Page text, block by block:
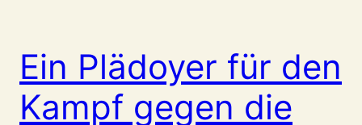
Ein Plädoyer für den
Kampf gegen die